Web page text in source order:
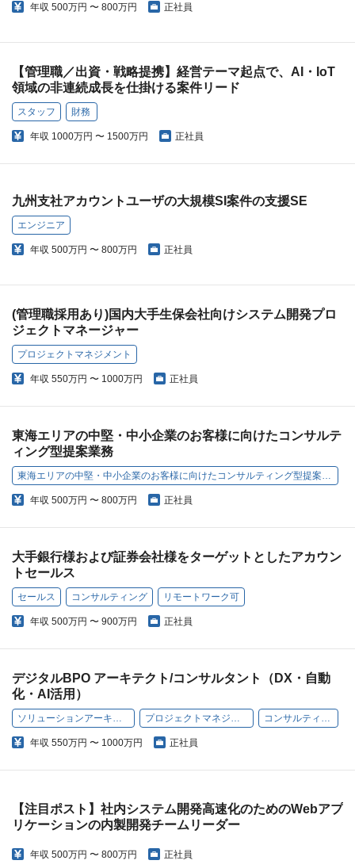
年収 500万円 〜 800万円 正社員
【管理職／出資・戦略提携】経営テーマ起点で、AI・IoT
領域の非連続成長を仕掛ける案件リード
スタッフ 財務
年収 1000万円 〜 1500万円 正社員
九州支社アカウントユーザの大規模SI案件の支援SE
エンジニア
年収 500万円 〜 800万円 正社員
(管理職採用あり)国内大手生保会社向けシステム開発プロ
ジェクトマネージャー
プロジェクトマネジメント
年収 550万円 〜 1000万円 正社員
東海エリアの中堅・中小企業のお客様に向けたコンサルテ
ィング型提案業務
東海エリアの中堅・中小企業のお客様に向けたコンサルティング型提案業務
年収 500万円 〜 800万円 正社員
大手銀行様および証券会社様をターゲットとしたアカウン
トセールス
セールス コンサルティング リモートワーク可
年収 500万円 〜 900万円 正社員
デジタルBPO アーキテクト/コンサルタント（DX・自動
化・AI活用）
ソリューションアーキテクト プロジェクトマネジメント コンサルティング
年収 550万円 〜 1000万円 正社員
【注目ポスト】社内システム開発高速化のためのWebアプ
リケーションの内製開発チームリーダー
年収 500万円 〜 800万円 正社員